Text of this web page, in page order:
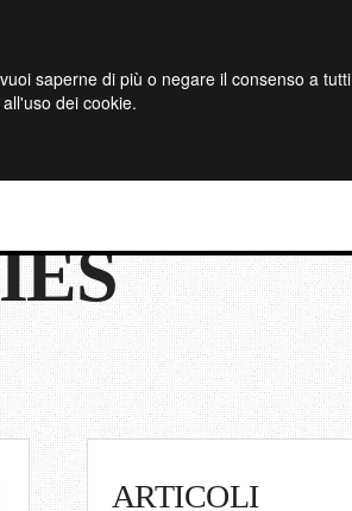
saperne di più o negare il consenso a tutti
dei cookie.
ARTICOLI